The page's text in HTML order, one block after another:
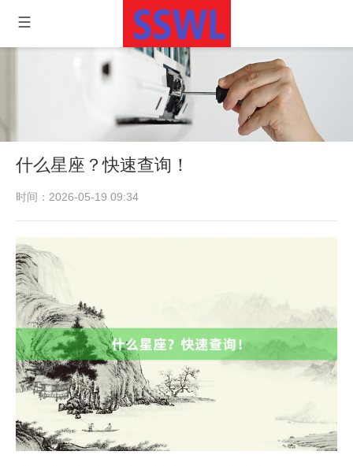
什么星座？快速查询！
时间：2026-05-19 09:34